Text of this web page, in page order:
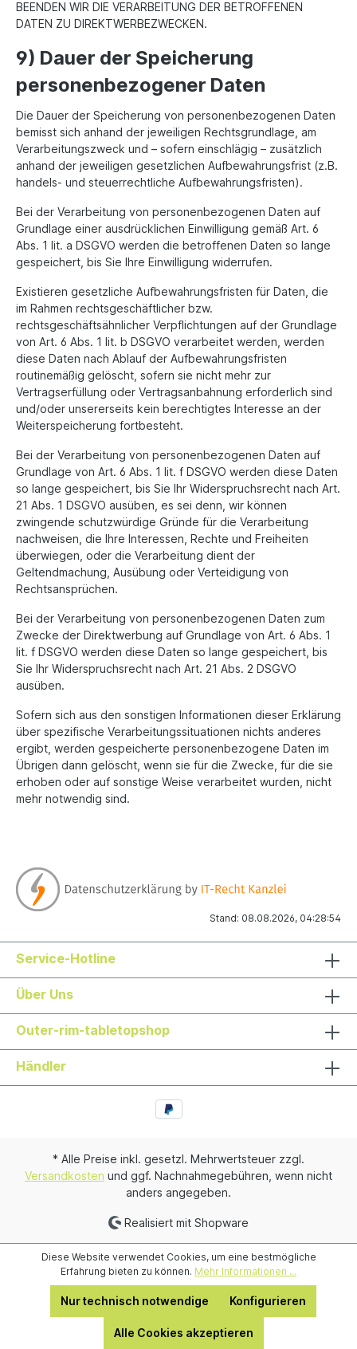
BEENDEN WIR DIE VERARBEITUNG DER BETROFFENEN
DATEN ZU DIREKTWERBEZWECKEN.
9) Dauer der Speicherung
personenbezogener Daten
Die Dauer der Speicherung von personenbezogenen Daten
bemisst sich anhand der jeweiligen Rechtsgrundlage, am
Verarbeitungszweck und – sofern einschlägig – zusätzlich
anhand der jeweiligen gesetzlichen Aufbewahrungsfrist (z.B.
handels- und steuerrechtliche Aufbewahrungsfristen).
Bei der Verarbeitung von personenbezogenen Daten auf
Grundlage einer ausdrücklichen Einwilligung gemäß Art. 6
Abs. 1 lit. a DSGVO werden die betroffenen Daten so lange
gespeichert, bis Sie Ihre Einwilligung widerrufen.
Existieren gesetzliche Aufbewahrungsfristen für Daten, die
im Rahmen rechtsgeschäftlicher bzw.
rechtsgeschäftsähnlicher Verpflichtungen auf der Grundlage
von Art. 6 Abs. 1 lit. b DSGVO verarbeitet werden, werden
diese Daten nach Ablauf der Aufbewahrungsfristen
routinemäßig gelöscht, sofern sie nicht mehr zur
Vertragserfüllung oder Vertragsanbahnung erforderlich sind
und/oder unsererseits kein berechtigtes Interesse an der
Weiterspeicherung fortbesteht.
Bei der Verarbeitung von personenbezogenen Daten auf
Grundlage von Art. 6 Abs. 1 lit. f DSGVO werden diese Daten
so lange gespeichert, bis Sie Ihr Widerspruchsrecht nach Art.
21 Abs. 1 DSGVO ausüben, es sei denn, wir können
zwingende schutzwürdige Gründe für die Verarbeitung
nachweisen, die Ihre Interessen, Rechte und Freiheiten
überwiegen, oder die Verarbeitung dient der
Geltendmachung, Ausübung oder Verteidigung von
Rechtsansprüchen.
Bei der Verarbeitung von personenbezogenen Daten zum
Zwecke der Direktwerbung auf Grundlage von Art. 6 Abs. 1
lit. f DSGVO werden diese Daten so lange gespeichert, bis
Sie Ihr Widerspruchsrecht nach Art. 21 Abs. 2 DSGVO
ausüben.
Sofern sich aus den sonstigen Informationen dieser Erklärung
über spezifische Verarbeitungssituationen nichts anderes
ergibt, werden gespeicherte personenbezogene Daten im
Übrigen dann gelöscht, wenn sie für die Zwecke, für die sie
erhoben oder auf sonstige Weise verarbeitet wurden, nicht
mehr notwendig sind.
Stand: 08.08.2026, 04:28:54
Service-Hotline
Über Uns
Outer-rim-tabletopshop
Händler
* Alle Preise inkl. gesetzl. Mehrwertsteuer zzgl.
Versandkosten und ggf. Nachnahmegebühren, wenn nicht
anders angegeben.
Realisiert mit Shopware
Diese Website verwendet Cookies, um eine bestmögliche
Erfahrung bieten zu können. Mehr Informationen ...
Nur technisch notwendige Konfigurieren
Alle Cookies akzeptieren